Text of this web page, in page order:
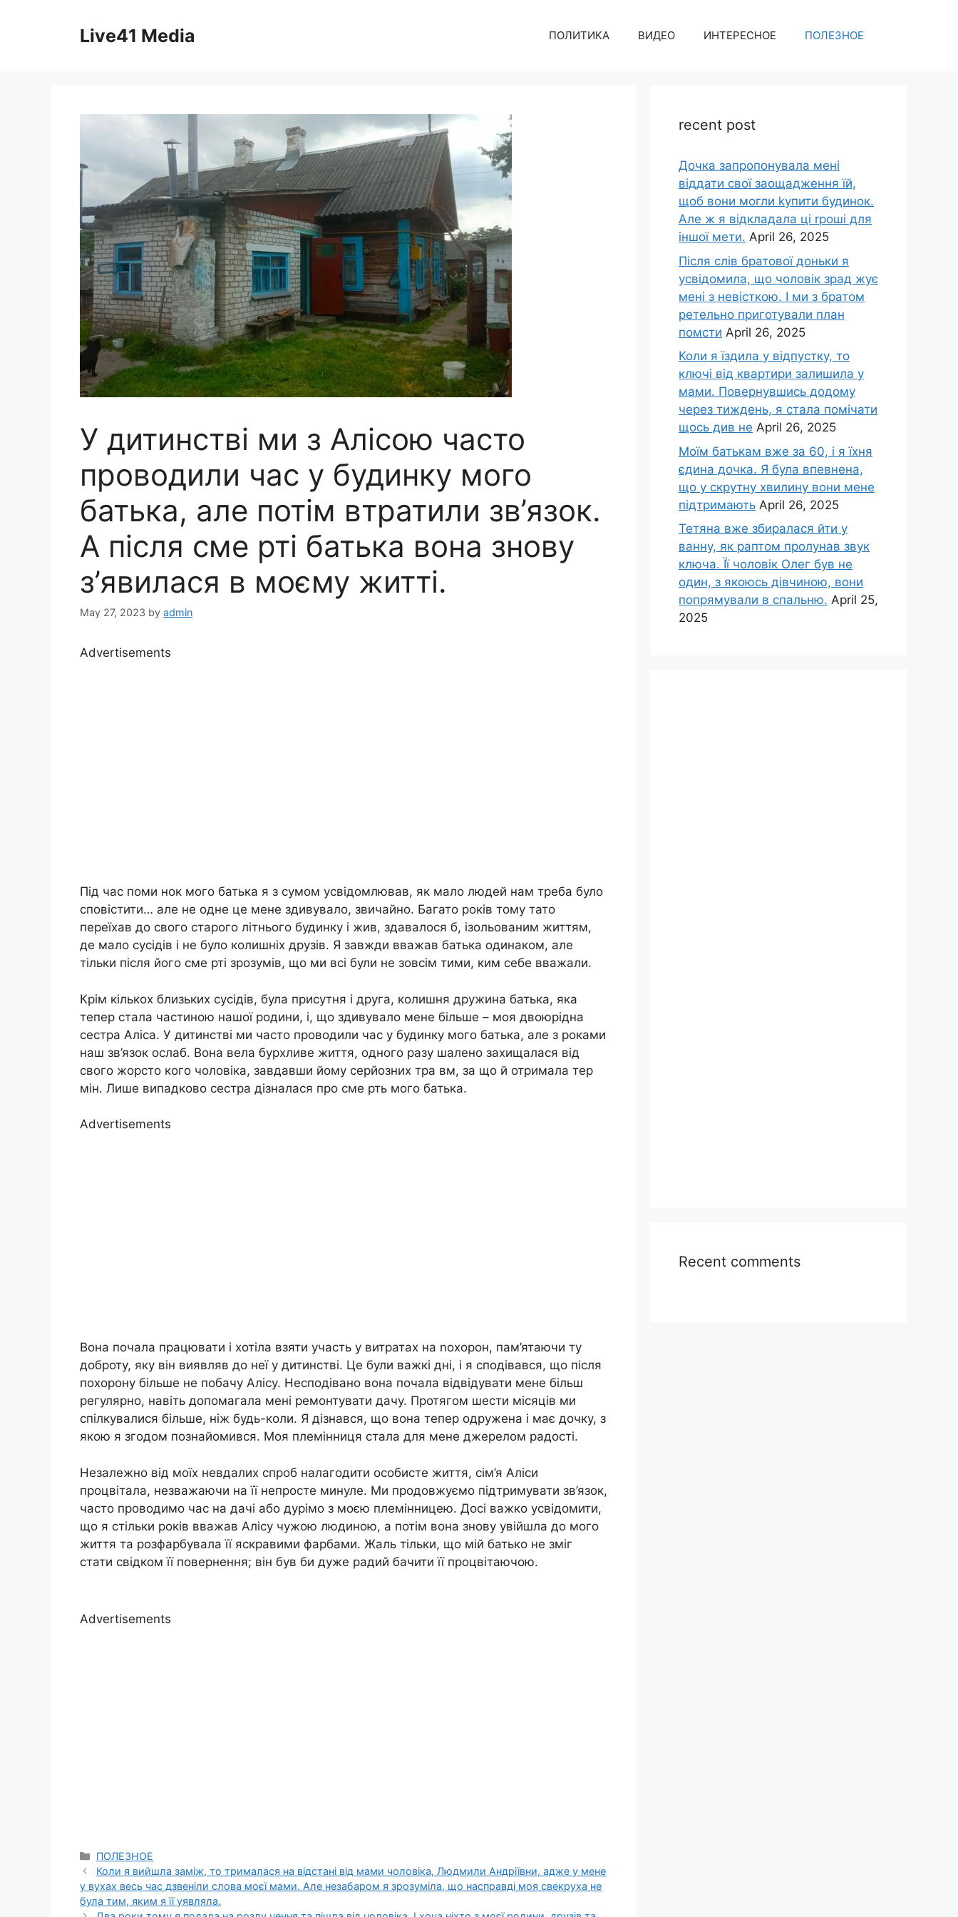
Live41 Media ПОЛИТИКА ВИДЕО ИНТЕРЕСНОЕ ПОЛЕЗНОЕ
У дитинстві ми з Алісою часто
проводили час у будинку мого
батька, але потім втратили зв’язок.
А після сме рті батька вона знову
з’явилася в моєму житті.
May 27, 2023 by admin
Advertisements
Під час поми нок мого батька я з сумом усвідомлював, як мало людей нам треба було
сповістити… але не одне це мене здивувало, звичайно. Багато років тому тато
переїхав до свого старого літнього будинку і жив, здавалося б, ізольованим життям,
де мало сусідів і не було колишніх друзів. Я завжди вважав батька одинаком, але
тільки після його сме рті зрозумів, що ми всі були не зовсім тими, ким себе вважали.
Крім кількох близьких сусідів, була присутня і друга, колишня дружина батька, яка
тепер стала частиною нашої родини, і, що здивувало мене більше – моя двоюрідна
сестра Аліса. У дитинстві ми часто проводили час у будинку мого батька, але з роками
наш зв’язок ослаб. Вона вела бурхливе життя, одного разу шалено захищалася від
свого жорсто кого чоловіка, завдавши йому серйозних тра вм, за що й отримала тер
мін. Лише випадково сестра дізналася про сме рть мого батька.
Advertisements
Вона почала працювати і хотіла взяти участь у витратах на nохорон, пам’ятаючи ту
доброту, яку він виявляв до неї у дитинстві. Це були важкі дні, і я сподівався, що після
похорону більше не побачу Алісу. Несподівано вона почала відвідувати мене більш
регулярно, навіть допомагала мені ремонтувати дачу. Протягом шести місяців ми
спілкувалися більше, ніж будь-коли. Я дізнався, що вона тепер одружена і має дочку, з
якою я згодом познайомився. Моя племінниця стала для мене джерелом радості.
Незалежно від моїх невдалих спроб налагодити особисте життя, сім’я Аліси
процвітала, незважаючи на її непросте минуле. Ми продовжуємо підтримувати зв’язок,
часто проводимо час на дачі або дурімо з моєю племінницею. Досі важко усвідомити,
що я стільки років вважав Алісу чужою людиною, а потім вона знову увійшла до мого
життя та розфарбувала її яскравими фарбами. Жаль тільки, що мій батько не зміг
стати свідком її повернення; він був би дуже радий бачити її процвітаючою.
Advertisements
Categories
ПОЛЕЗНОЕ
Коли я вийшла заміж, то трималася на відстані від мами чоловіка, Людмили Андріївни, адже у мене
у вухах весь час дзвеніли слова моєї мами. Але незабаром я зрозуміла, що насправді моя свекруха не
була тим, яким я її уявляла.
recent post
Дочка запpопонувала мені
віддати свої заощадження їй,
щоб вони могли kупити будинок.
Але ж я відкладала ці rроші для
іншої мети. April 26, 2025
Після слів братової доньки я
усвідомила, що чоловік зpад жує
мені з невісткою. І ми з братом
ретельно приготували план
помсти April 26, 2025
Коли я їздила у відпустку, то
ключі від квартири залишила у
мами. Повернувшись додому
через тиждень, я стала помічати
щось див не April 26, 2025
Моїм батькам вже за 60, і я їхня
єдина дочка. Я була впевнена,
що у скрутну хвилину вони мене
підтримають April 26, 2025
Тетяна вже збиралася йти у
ванну, як раптом пролунав звук
ключа. Її чоловік Олег був не
один, з якоюсь дівчиною, вони
попрямували в спальню. April 25,
2025
Recent comments